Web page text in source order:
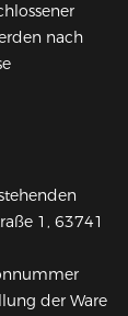
nach
1, 63741
der Ware